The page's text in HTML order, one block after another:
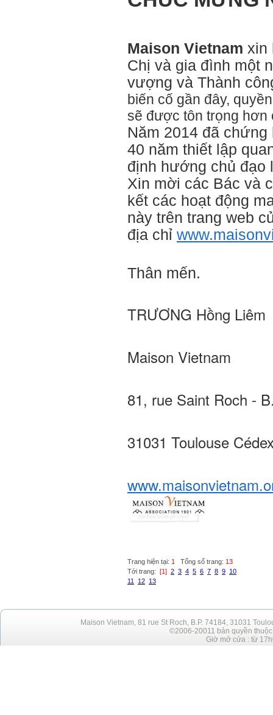
Maison Vietnam xin
Chị và gia đình một
vượng và Thành
biến cố gần đây,
sẽ được tôn trọng hơn
Năm 2014 đã
40 năm thiết lập
định hướng chủ đạo
Xin mời các Bác và
kết các hoạt động
này trên trang web
địa chỉ
Thân mến.
TRƯƠNG Hồng Liêm
Maison Vietnam
81, rue Saint Roch -
31031 Toulouse
Trang hiện tại: 1 Tổng số trang: 13
Tới trang: [1] 2 3 4 5 6 7 8 9 10
11
12 13
Maison Vietnam, 81 rue St Roch, B.P. 74184, 31031
©2006-20011 bản quyền
Giờ mở cửa : từ